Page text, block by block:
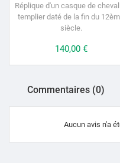
Réplique d'un casque de
templier daté de la fin du
siècle.
Prix
140,00 €
Commentaires (0)
Aucun avis n'a